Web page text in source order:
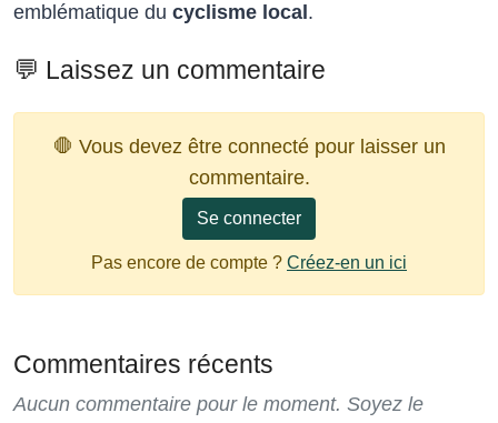
emblématique du cyclisme local .
💬 Laissez un commentaire
🛑 Vous devez être connecté pour laisser un
commentaire.
Se connecter
Pas encore de compte ? Créez-en un ici
Commentaires récents
Aucun commentaire pour le moment. Soyez le